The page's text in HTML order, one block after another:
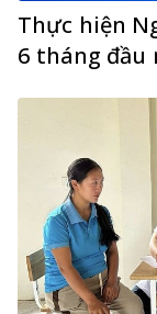
Thực hiện
6 tháng đầu